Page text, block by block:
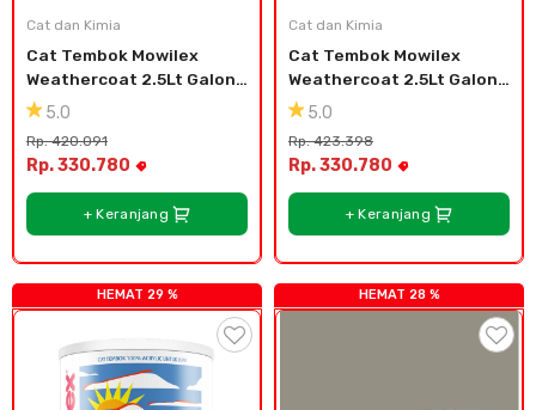
Cat dan Kimia
Cat Tembok Mowilex
Weathercoat 2.5Lt Galon
Plastik - Kuta
5.0
Rp. 420.091
Rp. 330.780
+ Keranjang
Cat dan Kimia
Cat Tembok Mowilex
Weathercoat 2.5Lt Galon
Plastik - Marche Brown
5.0
Rp. 423.398
Rp. 330.780
+ Keranjang
HEMAT 29 % HEMAT 28 %